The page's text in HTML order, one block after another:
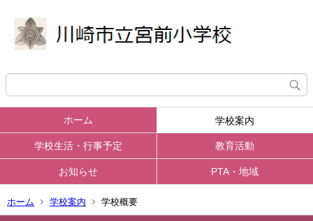
ホーム 学校案内
学校生活・行事予定 教育活動
お知らせ PTA・地域
ホーム 学校案内 学校概要